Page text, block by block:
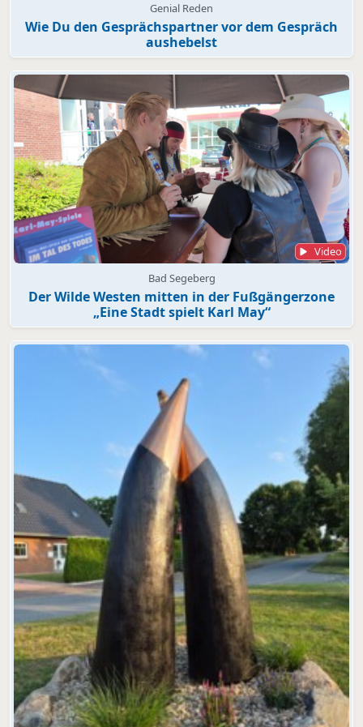
Genial Reden
Wie Du den Gesprächspartner vor dem Gespräch
aushebelst
Video
Bad Segeberg
Der Wilde Westen mitten in der Fußgängerzone
„Eine Stadt spielt Karl May“